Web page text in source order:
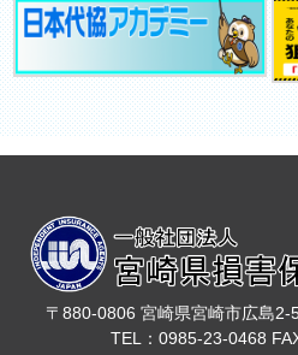
〒880-0806 宮崎県宮崎市広島
TEL：0985-23-0468